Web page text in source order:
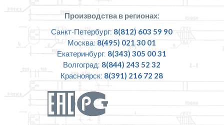
Производства в регионах:
Санкт-Петербург: 8(812) 603 59 90
Москва: 8(495) 021 30 01
Екатеринбург: 8(343) 305 00 31
Волгоград: 8(844) 243 52 32
Красноярск: 8(391) 216 72 28